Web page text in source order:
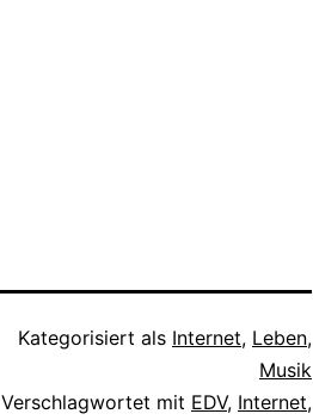
Kategorisiert als Internet, Leben,
Musik
Verschlagwortet mit EDV, Internet,